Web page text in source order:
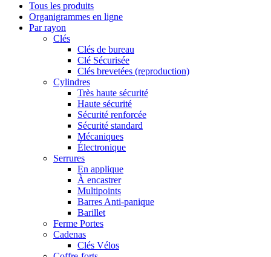
Tous les produits
Organigrammes en ligne
Par rayon
Clés
Clés de bureau
Clé Sécurisée
Clés brevetées (reproduction)
Cylindres
Très haute sécurité
Haute sécurité
Sécurité renforcée
Sécurité standard
Mécaniques
Électronique
Serrures
En applique
À encastrer
Multipoints
Barres Anti-panique
Barillet
Ferme Portes
Cadenas
Clés Vélos